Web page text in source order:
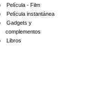
Película - Film
Película instantánea
Gadgets y
complementos
Libros